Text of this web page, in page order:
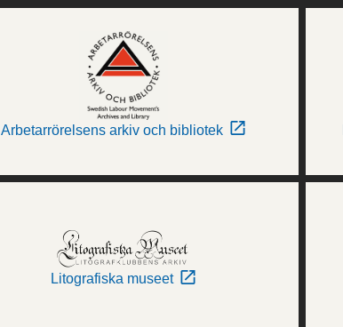
Arbetarrörelsens arkiv och bibliotek
Litografiska museet